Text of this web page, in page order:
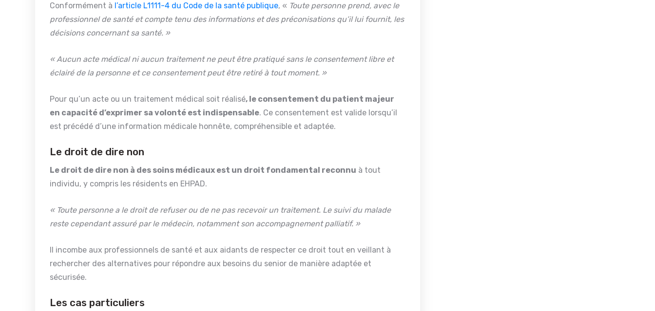
Conformément à l’article L1111-4 du Code de la santé publique, « Toute personne prend, avec le
professionnel de santé et compte tenu des informations et des préconisations qu’il lui fournit, les
décisions concernant sa santé. »
« Aucun acte médical ni aucun traitement ne peut être pratiqué sans le consentement libre et
éclairé de la personne et ce consentement peut être retiré à tout moment. »
Pour qu’un acte ou un traitement médical soit réalisé, le consentement du patient majeur
en capacité d’exprimer sa volonté est indispensable. Ce consentement est valide lorsqu’il
est précédé d’une information médicale honnête, compréhensible et adaptée.
Le droit de dire non
Le droit de dire non à des soins médicaux est un droit fondamental reconnu à tout
individu, y compris les résidents en EHPAD.
« Toute personne a le droit de refuser ou de ne pas recevoir un traitement. Le suivi du malade
reste cependant assuré par le médecin, notamment son accompagnement palliatif. »
Il incombe aux professionnels de santé et aux aidants de respecter ce droit tout en veillant à
rechercher des alternatives pour répondre aux besoins du senior de manière adaptée et
sécurisée.
Les cas particuliers